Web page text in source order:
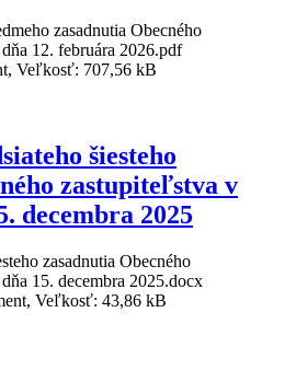
zasadnutia Obecného
12. februára 2026.pdf
Veľkosť: 707,56 kB
šiesteho
zastupiteľstva v
decembra 2025
zasadnutia Obecného
15. decembra 2025.docx
Veľkosť: 43,86 kB